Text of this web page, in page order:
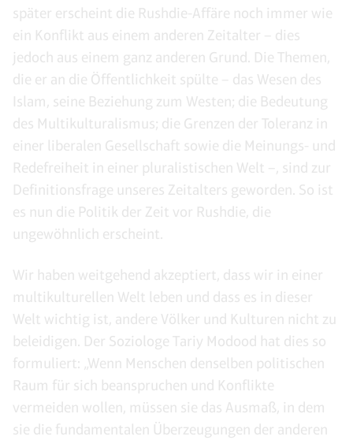
später erscheint die Rushdie-Affäre noch immer wie
ein Konflikt aus einem anderen Zeitalter – dies
jedoch aus einem ganz anderen Grund. Die Themen,
die er an die Öffentlichkeit spülte – das Wesen des
Islam, seine Beziehung zum Westen; die Bedeutung
des Multikulturalismus; die Grenzen der Toleranz in
einer liberalen Gesellschaft sowie die Meinungs- und
Redefreiheit in einer pluralistischen Welt –, sind zur
Definitionsfrage unseres Zeitalters geworden. So ist
es nun die Politik der Zeit vor Rushdie, die
ungewöhnlich erscheint.
Wir haben weitgehend akzeptiert, dass wir in einer
multikulturellen Welt leben und dass es in dieser
Welt wichtig ist, andere Völker und Kulturen nicht zu
beleidigen. Der Soziologe Tariy Modood hat dies so
formuliert: „Wenn Menschen denselben politischen
Raum für sich beanspruchen und Konflikte
vermeiden wollen, müssen sie das Ausmaß, in dem
sie die fundamentalen Überzeugungen der anderen